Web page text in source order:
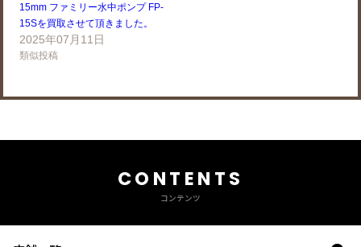
15mm ファミリー水中ポンプ FP-
15Sを買取させて頂きました。
2025年07月11日
類似投稿
CONTENTS
コンテンツ